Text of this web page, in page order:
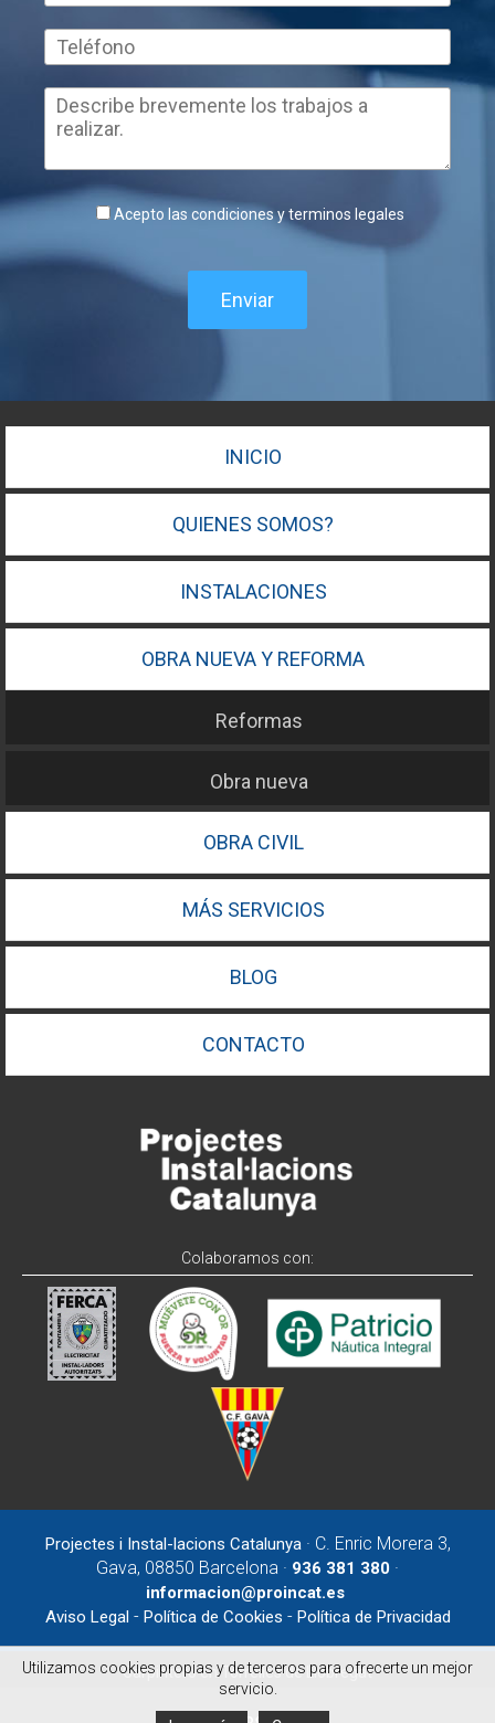
Acepto las condiciones y terminos legales
Enviar
INICIO
QUIENES SOMOS?
INSTALACIONES
OBRA NUEVA Y REFORMA
Reformas
Obra nueva
OBRA CIVIL
MÁS SERVICIOS
BLOG
CONTACTO
Colaboramos con:
Projectes i Instal-lacions Catalunya· C. Enric Morera 3,
Gava, 08850 Barcelona · 936 381 380 ·
informacion@proincat.es
Aviso Legal - Política de Cookies - Política de Privacidad
Carpintero en Torrelles de Llobregat
Utilizamos cookies propias y de terceros para ofrecerte un mejor
servicio.